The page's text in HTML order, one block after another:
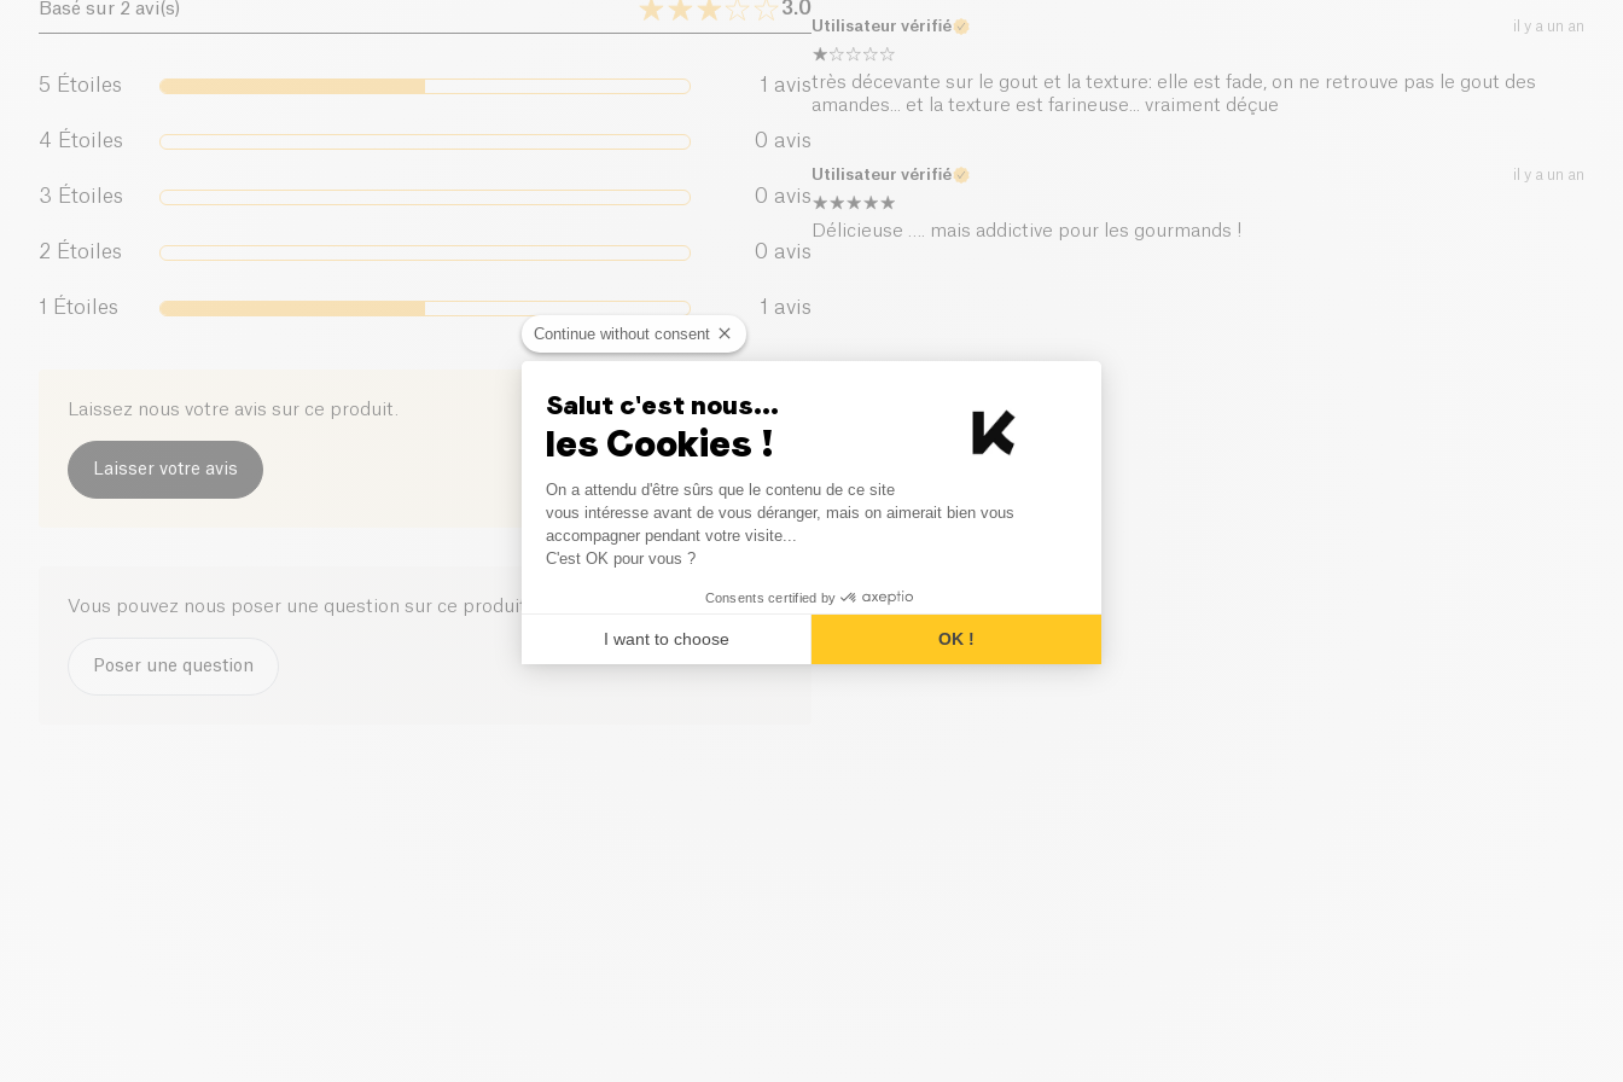
Sel (g) 0.06 g
Basé sur 2 avi(s) 3.0
5 Étoiles 1 avis
4 Étoiles 0 avis
3 Étoiles 0 avis
2 Étoiles 0 avis
1 Étoiles 1 avis
Laissez nous votre avis sur ce produit.
Laisser votre avis
Vous pouvez nous poser une question sur ce produit ici
Poser une question
Utilisateur vérifié il y a un an
très décevante sur le gout et la texture: elle est fade, on ne retrouve pas le gout des
amandes... et la texture est farineuse... vraiment déçue
Utilisateur vérifié il y a un an
Délicieuse …. mais addictive pour les gourmands !
Continue without consent
Salut c'est nous...
les Cookies !
Consent Management Platform: Personalize Your Options
On a attendu d'être sûrs que le contenu de ce site
vous intéresse avant de vous déranger, mais on aimerait bien vous
accompagner pendant votre visite...
C'est OK pour vous ?
Consents certified by
I want to choose OK !
Axeptio consent